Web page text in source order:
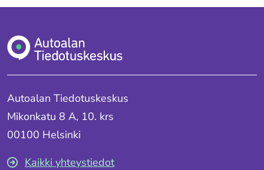
"Facebook"
"X""LinkedIn"
Autoalan Tiedotuskeskus
Mikonkatu 8 A, 10. krs
00100 Helsinki
Kaikki yhteystiedot